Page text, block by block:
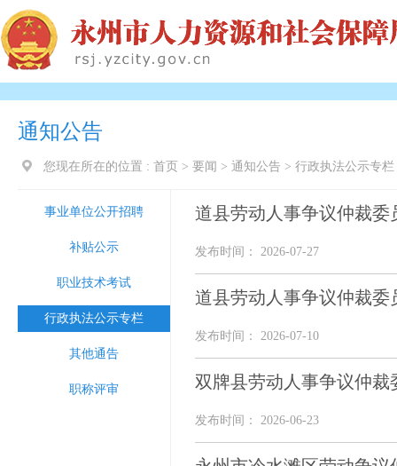
通知公告
您现在所在的位置 : 首页 > 要闻 > 通知公告 > 行政执法公示专栏
事业单位公开招聘
补贴公示
职业技术考试
行政执法公示专栏
其他通告
职称评审
道县劳动人事争议仲裁委
发布时间： 2026-07-27
道县劳动人事争议仲裁委
发布时间： 2026-07-10
双牌县劳动人事争议仲裁
发布时间： 2026-06-23